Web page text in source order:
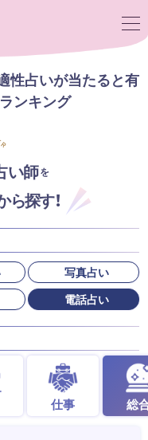
性占いが当たると有
ンキング
い師を
ら探す！
写真占い
電話占い
仕事 総